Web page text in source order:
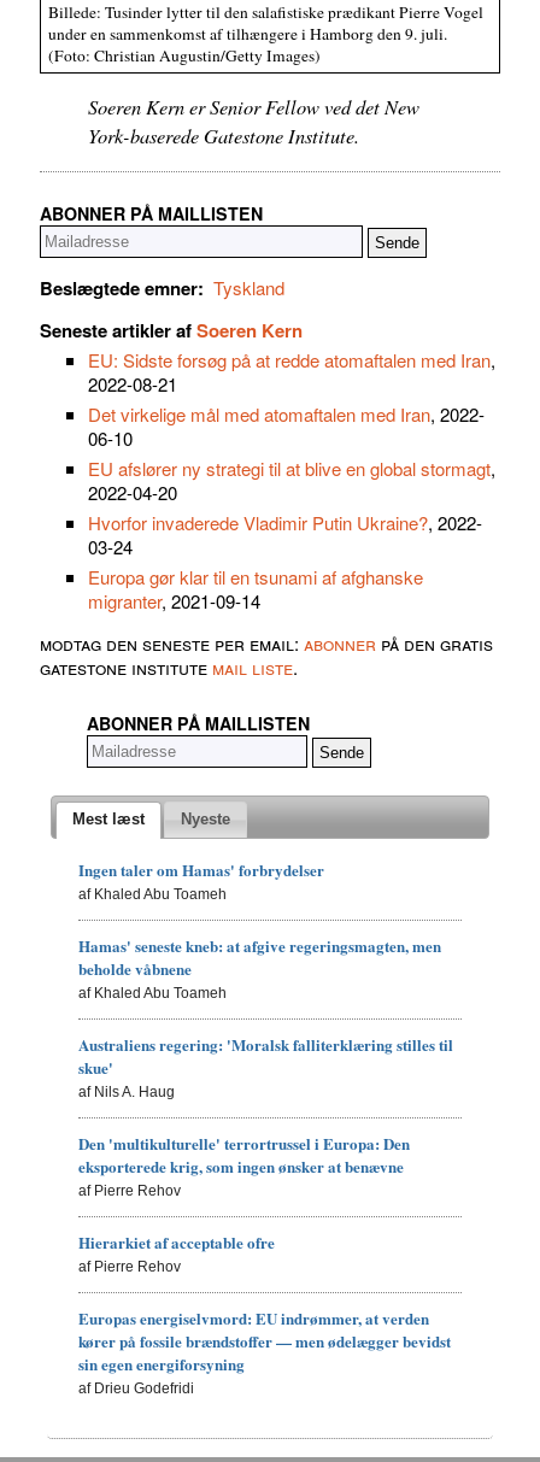
Billede: Tusinder lytter til den salafistiske prædikant Pierre Vogel
under en sammenkomst af tilhængere i Hamborg den 9. juli.
(Foto: Christian Augustin/Getty Images)
Soeren Kern er Senior Fellow ved det New
York-baserede Gatestone Institute.
ABONNER PÅ MAILLISTEN
Beslægtede emner: Tyskland
Seneste artikler afSoeren Kern
EU: Sidste forsøg på at redde atomaftalen med Iran,
2022-08-21
Det virkelige mål med atomaftalen med Iran, 2022-
06-10
EU afslører ny strategi til at blive en global stormagt,
2022-04-20
Hvorfor invaderede Vladimir Putin Ukraine?, 2022-
03-24
Europa gør klar til en tsunami af afghanske
migranter, 2021-09-14
modtag den seneste per email: abonner på den gratis
gatestone institute mail liste.
ABONNER PÅ MAILLISTEN
Mest læst Nyeste
Ingen taler om Hamas' forbrydelser
af Khaled Abu Toameh
Hamas' seneste kneb: at afgive regeringsmagten, men
beholde våbnene
af Khaled Abu Toameh
Australiens regering: 'Moralsk falliterklæring stilles til
skue'
af Nils A. Haug
Den 'multikulturelle' terrortrussel i Europa: Den
eksporterede krig, som ingen ønsker at benævne
af Pierre Rehov
Hierarkiet af acceptable ofre
af Pierre Rehov
Europas energiselvmord: EU indrømmer, at verden
kører på fossile brændstoffer — men ødelægger bevidst
sin egen energiforsyning
af Drieu Godefridi